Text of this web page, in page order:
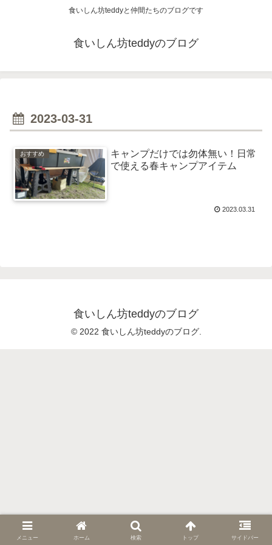
食いしん坊teddyと仲間たちのブログです
食いしん坊teddyのブログ
2023-03-31
おすすめ
キャンプだけでは勿体無い！日常
で使える春キャンプアイテム
2023.03.31
食いしん坊teddyのブログ
© 2022 食いしん坊teddyのブログ.
メニュー ホーム 検索 トップ サイドバー